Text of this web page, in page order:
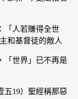
「人若賺得全世
和基督徒的敵人
「世界」已不再是
五19）聖經稱那惡